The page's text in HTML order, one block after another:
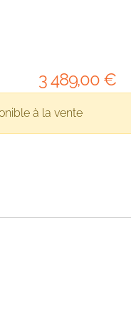
3 489,00€
à la vente